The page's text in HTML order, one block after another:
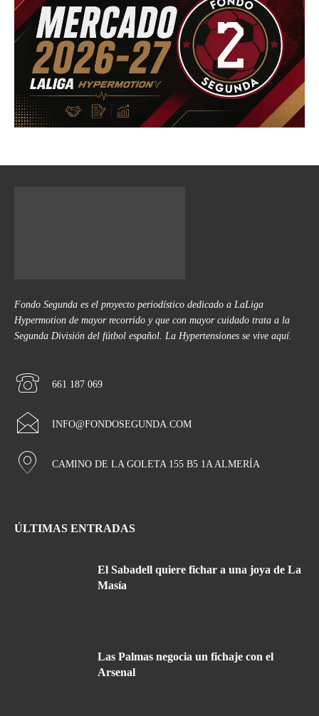
Fondo Segunda es el proyecto periodístico dedicado a LaLiga
Hypermotion de mayor recorrido y que con mayor cuidado trata a la
Segunda División del fútbol español. La Hypertensiones se vive aquí.
661 187 069
INFO@FONDOSEGUNDA.COM
CAMINO DE LA GOLETA 155 B5 1A ALMERÍA
ÚLTIMAS ENTRADAS
El Sabadell quiere fichar a una joya de La
Masía
Las Palmas negocia un fichaje con el
Arsenal